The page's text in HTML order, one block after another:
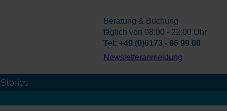
Beratung & Buchung
täglich von 08:00 - 22:00 Uhr
Tel: +49 (0)6173 - 96 99 00
­Newsletteranmeldung